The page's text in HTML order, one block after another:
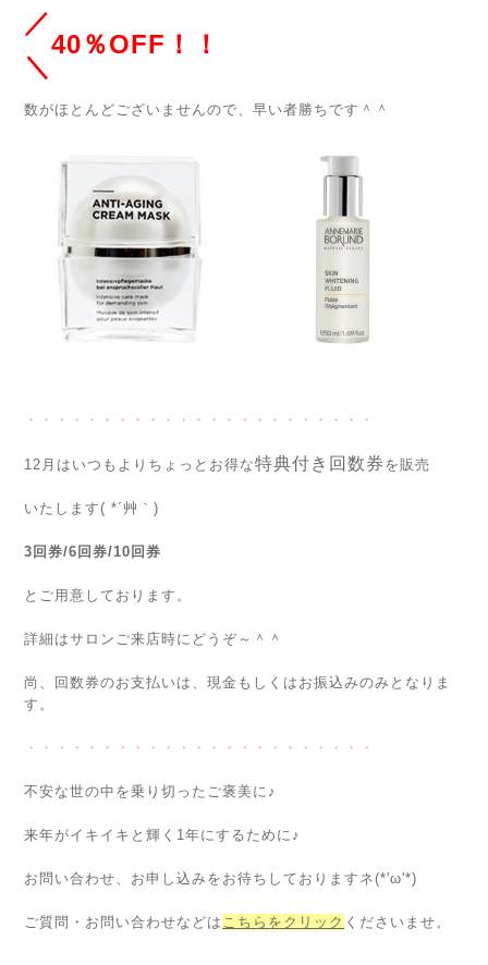
／
40％OFF！！
＼
数がほとんどございませんので、早い者勝ちです＾＾
・・・・・・・・・・・・・・・・・・・・・・・
12月はいつもよりちょっとお得な特典付き回数券 を販売
いたします( *´艸｀)
3回券/6回券/10回券
とご用意しております。
詳細はサロンご来店時にどうぞ～＾＾
尚、回数券のお支払いは、現金もしくはお振込みのみとなりま
す。
・・・・・・・・・・・・・・・・・・・・・・・
不安な世の中を乗り切ったご褒美に♪
来年がイキイキと輝く1年にするために♪
お問い合わせ、お申し込みをお待ちしておりますネ(*'ω'*)
ご質問・お問い合わせなどは こちらをクリック くださいませ。